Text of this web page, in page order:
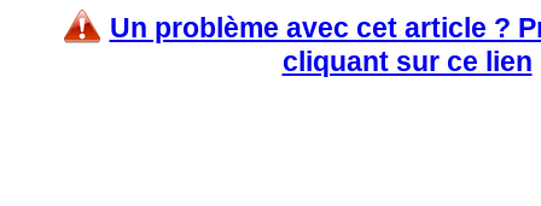
Un problème avec cet article ?
cliquant sur ce lien